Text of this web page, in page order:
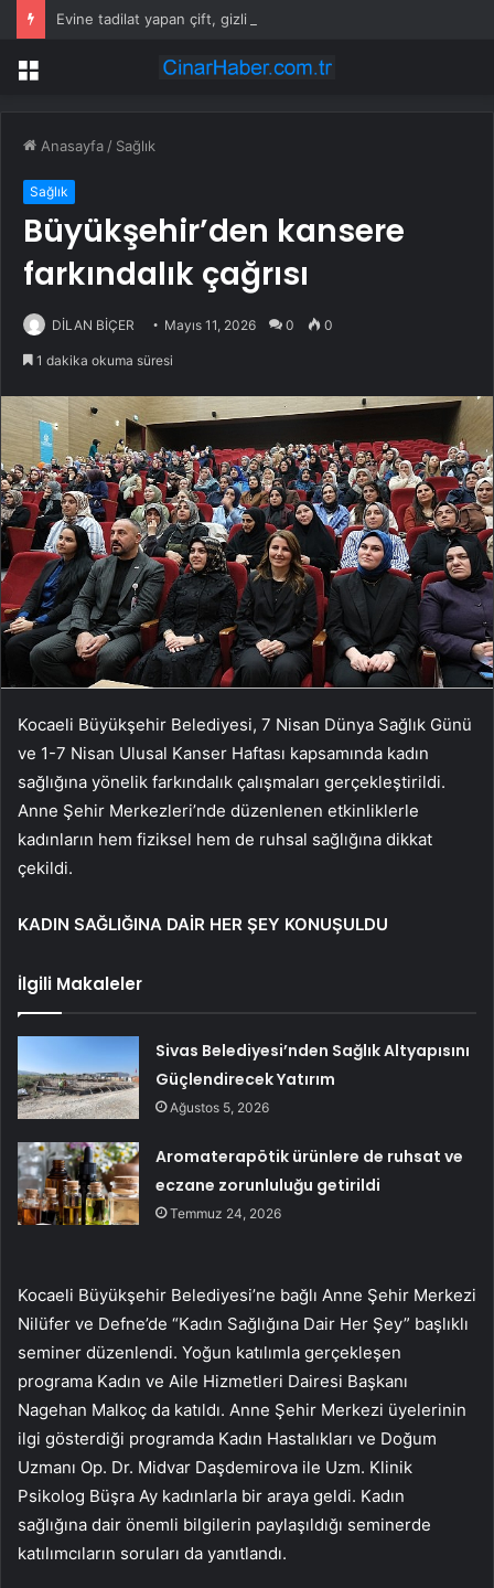
Menü
Anasayfa / Sağlık
Sağlık
Büyükşehir’den kansere
farkındalık çağrısı
DİLAN BİÇER Mayıs 11, 2026 0 0
1 dakika okuma süresi
Kocaeli Büyükşehir Belediyesi, 7 Nisan Dünya Sağlık Günü
ve 1-7 Nisan Ulusal Kanser Haftası kapsamında kadın
sağlığına yönelik farkındalık çalışmaları gerçekleştirildi.
Anne Şehir Merkezleri’nde düzenlenen etkinliklerle
kadınların hem fiziksel hem de ruhsal sağlığına dikkat
çekildi.
KADIN SAĞLIĞINA DAİR HER ŞEY KONUŞULDU
İlgili Makaleler
Sivas Belediyesi’nden Sağlık Altyapısını
Güçlendirecek Yatırım
Ağustos 5, 2026
Aromaterapötik ürünlere de ruhsat ve
eczane zorunluluğu getirildi
Temmuz 24, 2026
Kocaeli Büyükşehir Belediyesi’ne bağlı Anne Şehir Merkezi
Nilüfer ve Defne’de “Kadın Sağlığına Dair Her Şey” başlıklı
seminer düzenlendi. Yoğun katılımla gerçekleşen
programa Kadın ve Aile Hizmetleri Dairesi Başkanı
Nagehan Malkoç da katıldı. Anne Şehir Merkezi üyelerinin
ilgi gösterdiği programda Kadın Hastalıkları ve Doğum
Uzmanı Op. Dr. Midvar Daşdemirova ile Uzm. Klinik
Psikolog Büşra Ay kadınlarla bir araya geldi. Kadın
sağlığına dair önemli bilgilerin paylaşıldığı seminerde
katılımcıların soruları da yanıtlandı.